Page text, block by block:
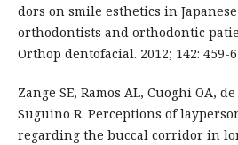
dors on smile esthetics in
orthodontists and orthodontic
Orthop dentofacial. 2012; 142: 459-
Zange SE, Ramos AL, Cuoghi OA,
Suguino R. Perceptions of
regarding the buccal corridor in